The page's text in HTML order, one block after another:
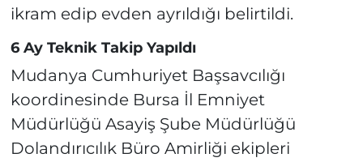
ikram edip evden ayrıldığı belirtildi.
6 Ay Teknik Takip Yapıldı
Mudanya Cumhuriyet Başsavcılığı
koordinesinde Bursa İl Emniyet
Müdürlüğü Asayiş Şube Müdürlüğü
Dolandırıcılık Büro Amirliği ekipleri